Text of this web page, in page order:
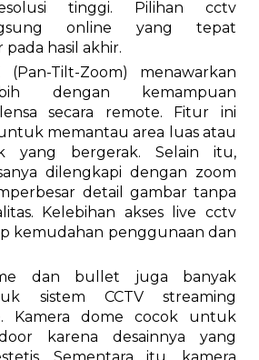
tinggi. Pilihan cctv
online yang tepat
hasil akhir.
(Pan-Tilt-Zoom) menawarkan
dengan kemampuan
secara remote. Fitur ini
memantau area luas atau
yang bergerak. Selain itu,
dilengkapi dengan zoom
detail gambar tanpa
Kelebihan akses live cctv
kemudahan penggunaan dan
dan bullet juga banyak
sistem CCTV streaming
Kamera dome cocok untuk
karena desainnya yang